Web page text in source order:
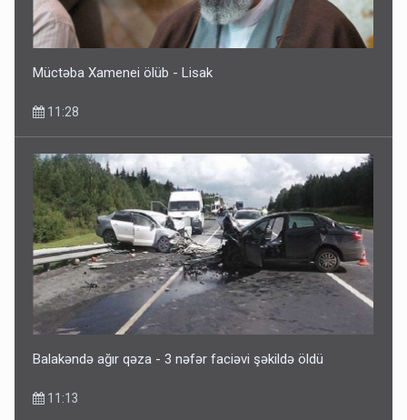
Müctəba Xamenei ölüb - Lisak
11:28
Balakəndə ağır qəza - 3 nəfər faciəvi şəkildə öldü
11:13